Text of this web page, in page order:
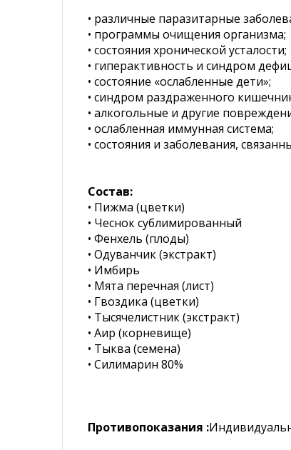
• различные паразитарные
• программы очищения организма;
• состояния хронической усталости;
• гиперактивность и синдром
• состояние «ослабленные дети»;
• синдром раздраженного
• алкогольные и другие
• ослабленная иммунная система;
• состояния и заболевания,
Состав:
• Пижма (цветки)
• Чеснок сублимированный
• Фенхель (плоды)
• Одуванчик (экстракт)
• Имбирь
• Мята перечная (лист)
• Гвоздика (цветки)
• Тысячелистник (экстракт)
• Аир (корневище)
• Тыква (семена)
• Силимарин 80%
Противопоказания :